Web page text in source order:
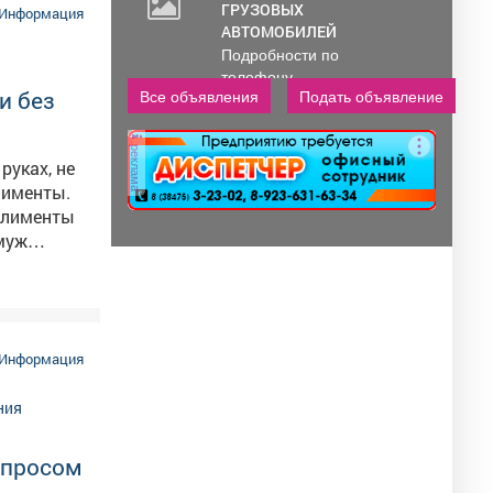
Информация
без
не
к
Информация
ГРУЗОВЫХ
АВТОМОБИЛЕЙ
Подробности по
телефону..
Все объявления
Подать объявление
реклама